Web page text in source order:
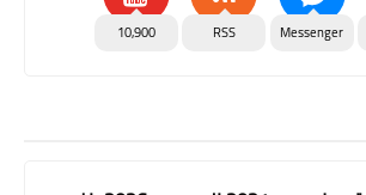
Messenger
RSS
10,900